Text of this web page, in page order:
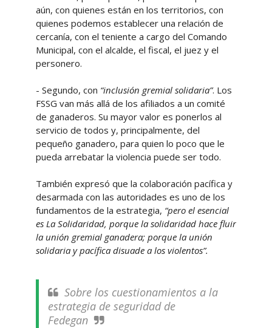
aún, con quienes están en los territorios, con
quienes podemos establecer una relación de
cercanía, con el teniente a cargo del Comando
Municipal, con el alcalde, el fiscal, el juez y el
personero.
- Segundo, con “inclusión gremial solidaria”. Los
FSSG van más allá de los afiliados a un comité
de ganaderos. Su mayor valor es ponerlos al
servicio de todos y, principalmente, del
pequeño ganadero, para quien lo poco que le
pueda arrebatar la violencia puede ser todo.
También expresó que la colaboración pacífica y
desarmada con las autoridades es uno de los
fundamentos de la estrategia, “pero el esencial
es La Solidaridad, porque la solidaridad hace fluir
la unión gremial ganadera; porque la unión
solidaria y pacífica disuade a los violentos”.
Sobre los cuestionamientos a la
estrategia de seguridad de
Fedegan